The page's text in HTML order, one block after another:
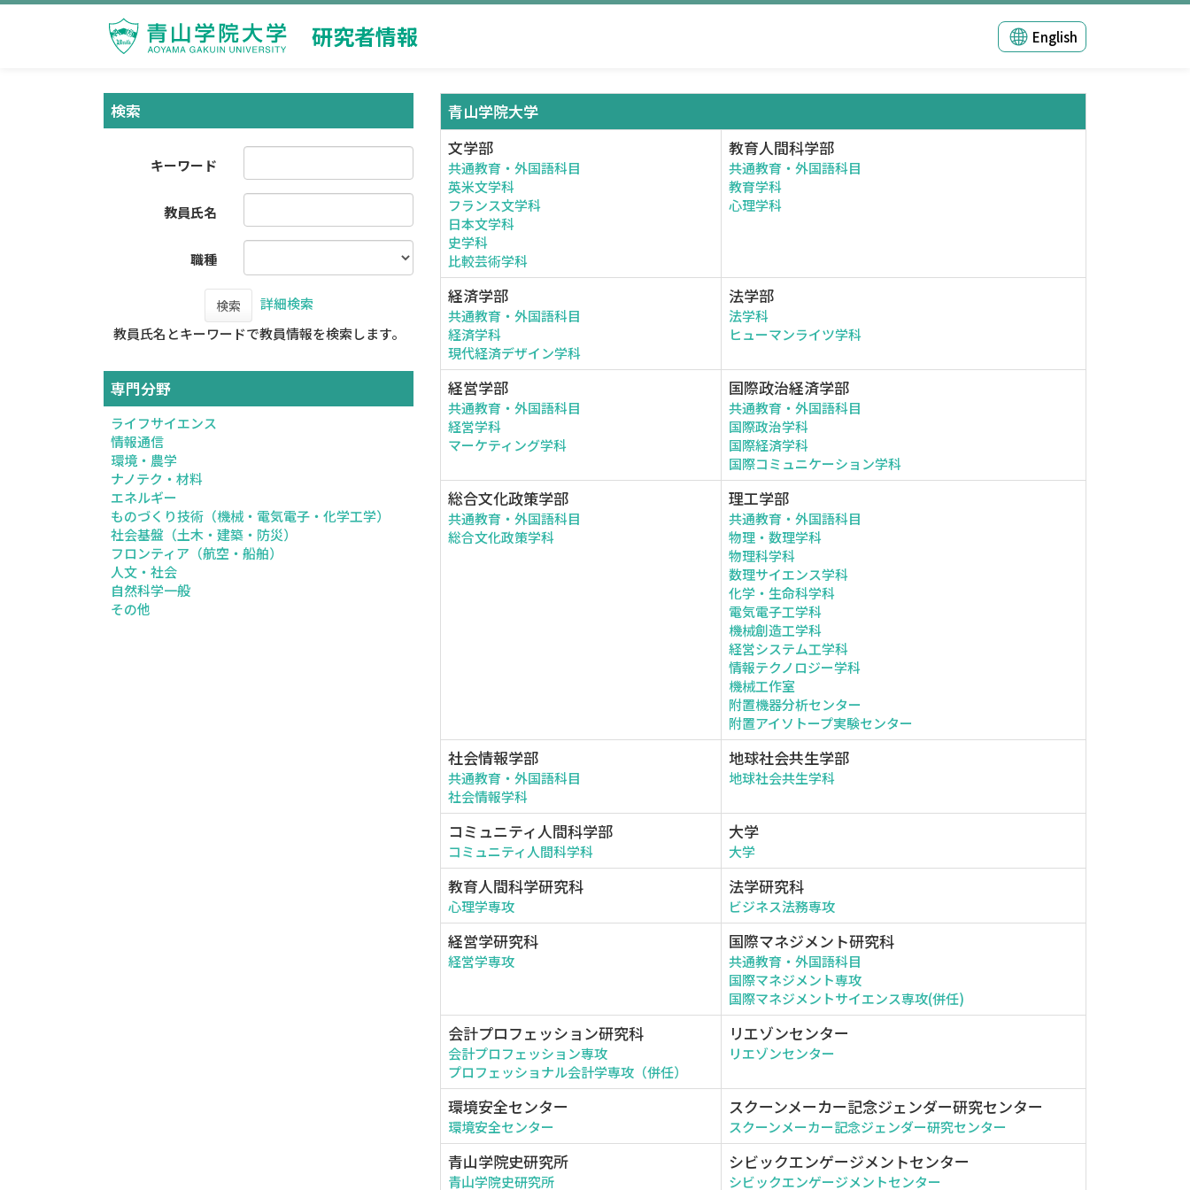
研究者情報 English
検索
キーワード
教員氏名
職種
検索
詳細検索
教員氏名とキーワードで教員情報を検索します。
専門分野
ライフサイエンス
情報通信
環境・農学
ナノテク・材料
エネルギー
ものづくり技術（機械・電気電子・化学工学）
社会基盤（土木・建築・防災）
フロンティア（航空・船舶）
人文・社会
自然科学一般
その他
青山学院大学
文学部
共通教育・外国語科目
英米文学科
フランス文学科
日本文学科
史学科
比較芸術学科
教育人間科学部
共通教育・外国語科目
教育学科
心理学科
経済学部
共通教育・外国語科目
経済学科
現代経済デザイン学科
法学部
法学科
ヒューマンライツ学科
経営学部
共通教育・外国語科目
経営学科
マーケティング学科
国際政治経済学部
共通教育・外国語科目
国際政治学科
国際経済学科
国際コミュニケーション学科
総合文化政策学部
共通教育・外国語科目
総合文化政策学科
理工学部
共通教育・外国語科目
物理・数理学科
物理科学科
数理サイエンス学科
化学・生命科学科
電気電子工学科
機械創造工学科
経営システム工学科
情報テクノロジー学科
機械工作室
附置機器分析センター
附置アイソトープ実験センター
社会情報学部
共通教育・外国語科目
社会情報学科
地球社会共生学部
地球社会共生学科
コミュニティ人間科学部
コミュニティ人間科学科
大学
大学
教育人間科学研究科
心理学専攻
法学研究科
ビジネス法務専攻
経営学研究科
経営学専攻
国際マネジメント研究科
共通教育・外国語科目
国際マネジメント専攻
国際マネジメントサイエンス専攻(併任)
会計プロフェッション研究科
会計プロフェッション専攻
プロフェッショナル会計学専攻（併任）
リエゾンセンター
リエゾンセンター
環境安全センター
環境安全センター
スクーンメーカー記念ジェンダー研究センター
スクーンメーカー記念ジェンダー研究センター
青山学院史研究所
青山学院史研究所
シビックエンゲージメントセンター
シビックエンゲージメントセンター